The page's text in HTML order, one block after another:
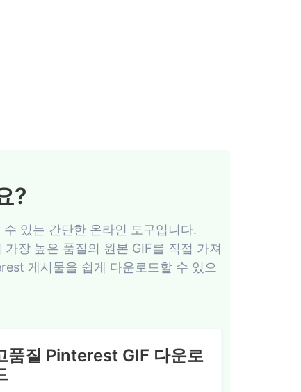
?
있는 간단한 온라인 도구입니다.
장 높은 품질의 원본 GIF를 직접 가져
게시물을 쉽게 다운로드할 수 있으
품질 Pinterest GIF 다운로